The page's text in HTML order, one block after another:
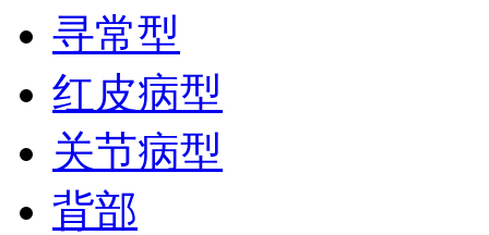
寻常型
红皮病型
关节病型
背部